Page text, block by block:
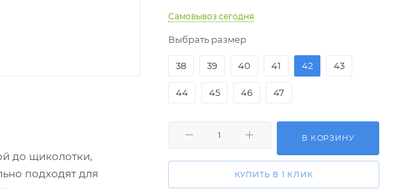
до щиколотки,
подходят для
Самовывоз сегодня
Выбрать размер
38 39 40 41 42 43
44 45 46 47
В КОРЗИНУ
КУПИТЬ В 1 КЛИК